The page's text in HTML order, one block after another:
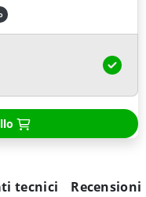
tecnici Recensioni